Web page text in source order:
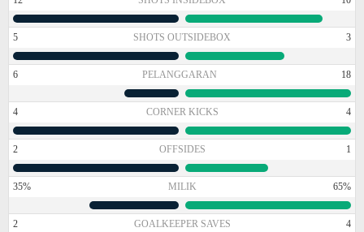
5 SHOTS OUTSIDEBOX 3
6 PELANGGARAN 18
4 CORNER KICKS 4
2 OFFSIDES 1
35% MILIK 65%
2 GOALKEEPER SAVES 4